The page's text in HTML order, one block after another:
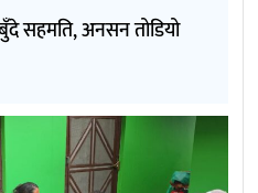
सहमति, अनसन तोडियो